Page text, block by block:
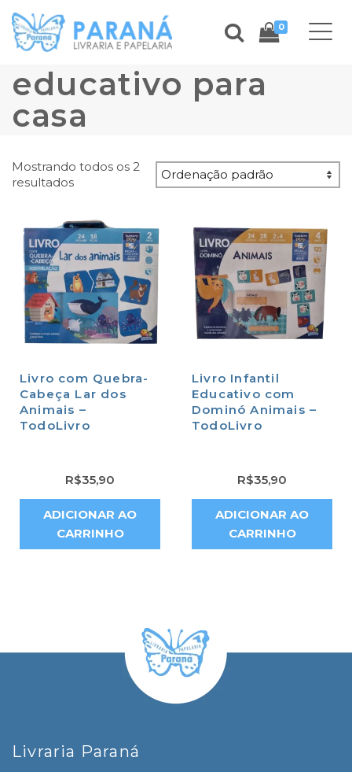
0
educativo para
casa
Mostrando todos os 2
resultados
Livro com Quebra-
Cabeça Lar dos
Animais –
TodoLivro
R$35,90
ADICIONAR AO
CARRINHO
Livro Infantil
Educativo com
Dominó Animais –
TodoLivro
R$35,90
ADICIONAR AO
CARRINHO
Livraria Paraná